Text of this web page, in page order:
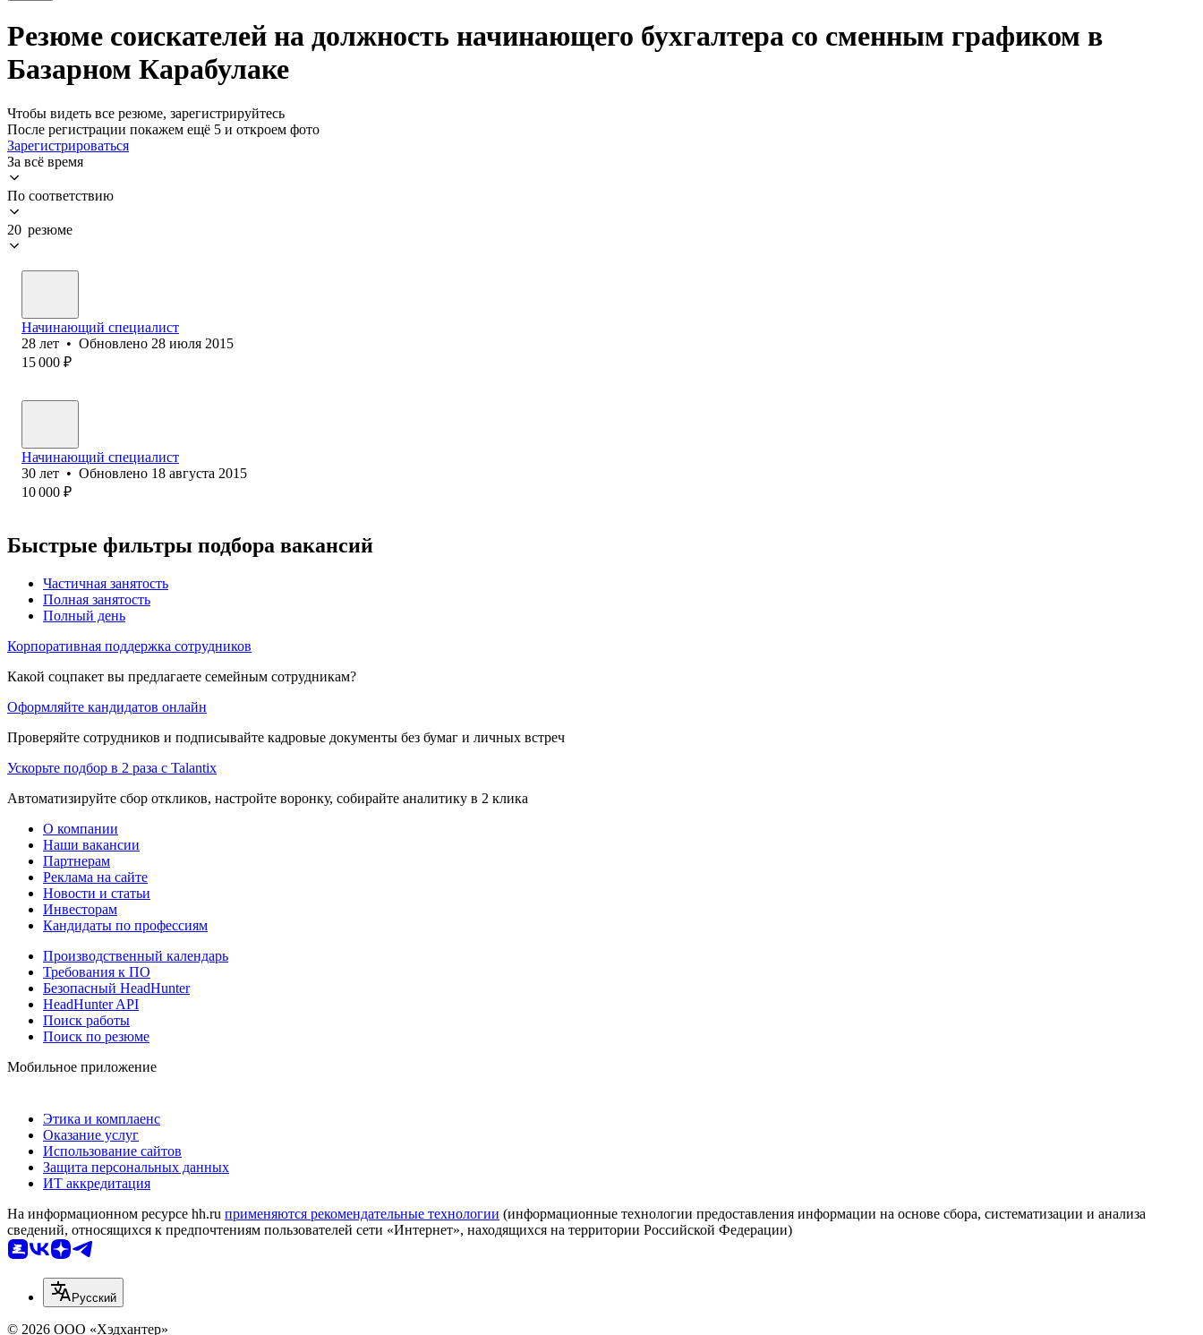
Резюме соискателей на должность начинающего бухгалтера со сменным графиком в
Базарном Карабулаке
Чтобы видеть все резюме, зарегистрируйтесь
После регистрации покажем ещё 5 и откроем фото
Зарегистрироваться
За всё время
По соответствию
20 резюме
Начинающий специалист
28 лет • Обновлено 28 июля 2015
15 000 ₽
Начинающий специалист
30 лет • Обновлено 18 августа 2015
10 000 ₽
Быстрые фильтры подбора вакансий
Частичная занятость
Полная занятость
Полный день
Корпоративная поддержка сотрудников
Какой соцпакет вы предлагаете семейным сотрудникам?
Оформляйте кандидатов онлайн
Проверяйте сотрудников и подписывайте кадровые документы без бумаг и личных встреч
Ускорьте подбор в 2 раза с Talantix
Автоматизируйте сбор откликов, настройте воронку, собирайте аналитику в 2 клика
О компании
Наши вакансии
Партнерам
Реклама на сайте
Новости и статьи
Инвесторам
Кандидаты по профессиям
Производственный календарь
Требования к ПО
Безопасный HeadHunter
HeadHunter API
Поиск работы
Поиск по резюме
Мобильное приложение
Этика и комплаенс
Оказание услуг
Использование сайтов
Защита персональных данных
ИТ аккредитация
На информационном ресурсе hh.ru применяются рекомендательные технологии (информационные технологии предоставления информации на основе сбора, систематизации и анализа
сведений, относящихся к предпочтениям пользователей сети «Интернет», находящихся на территории Российской Федерации)
Русский
© 2026 ООО «Хэдхантер»